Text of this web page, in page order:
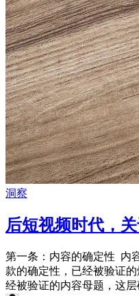
洞察
后短视频时代，
第一条：内容的确定性 内
款的确定性，已经被验证
经被验证的内容母题，这